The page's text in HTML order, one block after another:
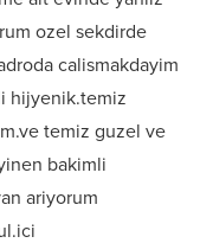
ozel sekdirde
calismakdayim
hijyenik.temiz
temiz guzel ve
bakimli
ariyorum